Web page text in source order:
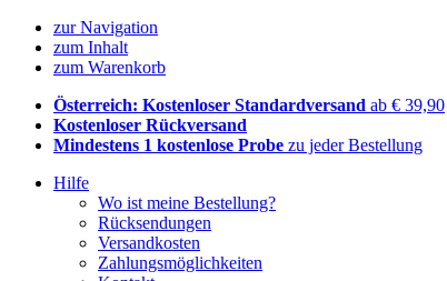
zur Navigation
zum Inhalt
zum Warenkorb
Österreich: Kostenloser Standardversand ab € 39,90
Kostenloser Rückversand
Mindestens 1 kostenlose Probe zu jeder Bestellung
Hilfe
Wo ist meine Bestellung?
Rücksendungen
Versandkosten
Zahlungsmöglichkeiten